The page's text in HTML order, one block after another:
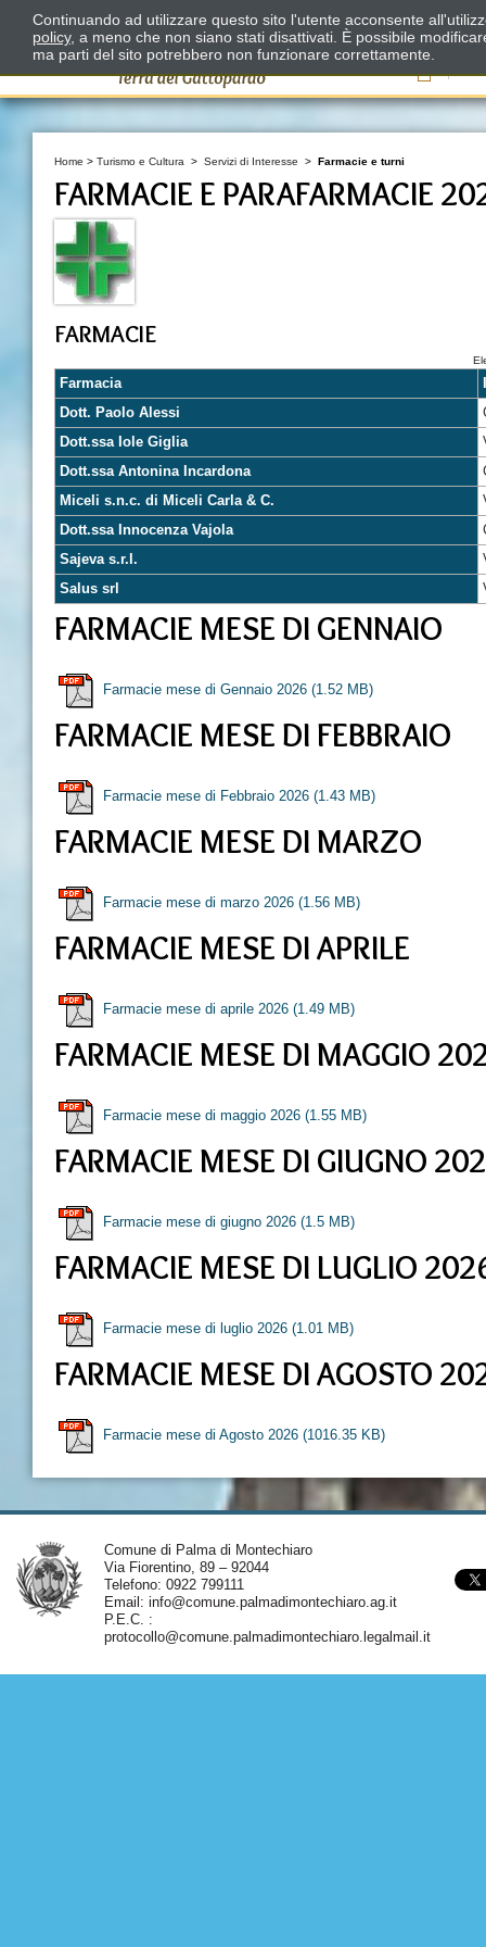
Il
Home > Turismo e Cultura > Servizi di Interesse > Farmacie e turni
FARMACIE E PARAFARMACIE
FARMACIE
Farmacia
Dott. Paolo Alessi
Dott.ssa Iole Giglia
Dott.ssa Antonina Incardona
Miceli s.n.c. di Miceli Carla & C.
Dott.ssa Innocenza Vajola
Sajeva s.r.l.
Salus srl
FARMACIE MESE DI GENNAIO
Farmacie mese di Gennaio 2026 (1.52 MB)
FARMACIE MESE DI FEBBRAIO
Farmacie mese di Febbraio 2026 (1.43 MB)
FARMACIE MESE DI MARZO
Farmacie mese di marzo 2026 (1.56 MB)
FARMACIE MESE DI APRILE
Farmacie mese di aprile 2026 (1.49 MB)
FARMACIE MESE DI MAGGIO
Farmacie mese di maggio 2026 (1.55 MB)
FARMACIE MESE DI GIUGNO
Farmacie mese di giugno 2026 (1.5 MB)
FARMACIE MESE DI LUGLIO
Farmacie mese di luglio 2026 (1.01 MB)
FARMACIE MESE DI AGOSTO
Farmacie mese di Agosto 2026 (1016.35 KB)
Comune di Palma di Montechiaro
Via Fiorentino, 89 – 92044
Telefono: 0922 799111
Email: info@comune.palmadimontechiaro.ag.it
P.E.C. :
protocollo@comune.palmadimontechiaro.legalmail.it
Continuando ad utilizzare questo sito l'utente acconsente
policy, a meno che non siano stati disattivati. È possibile
ma parti del sito potrebbero non funzionare correttamente.